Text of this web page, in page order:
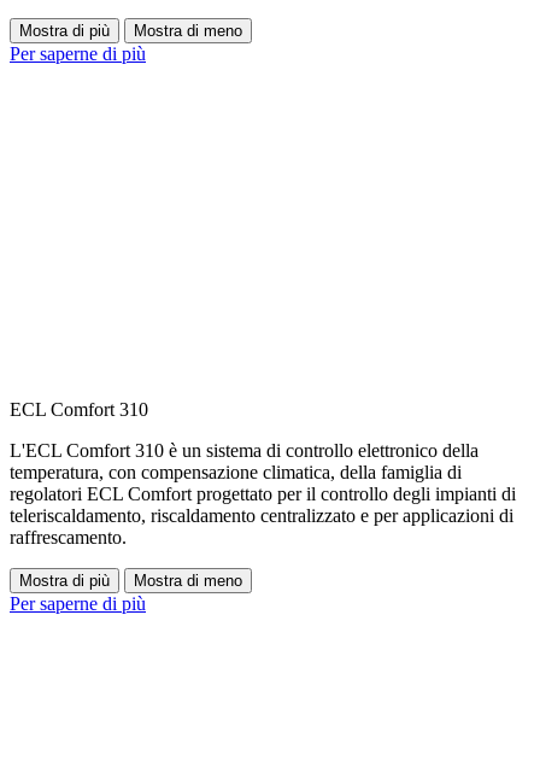
Mostra di più Mostra di meno
Per saperne di più
ECL Comfort 310
L'ECL Comfort 310 è un sistema di controllo elettronico della
temperatura, con compensazione climatica, della famiglia di
regolatori ECL Comfort progettato per il controllo degli impianti di
teleriscaldamento, riscaldamento centralizzato e per applicazioni di
raffrescamento.
Mostra di più Mostra di meno
Per saperne di più